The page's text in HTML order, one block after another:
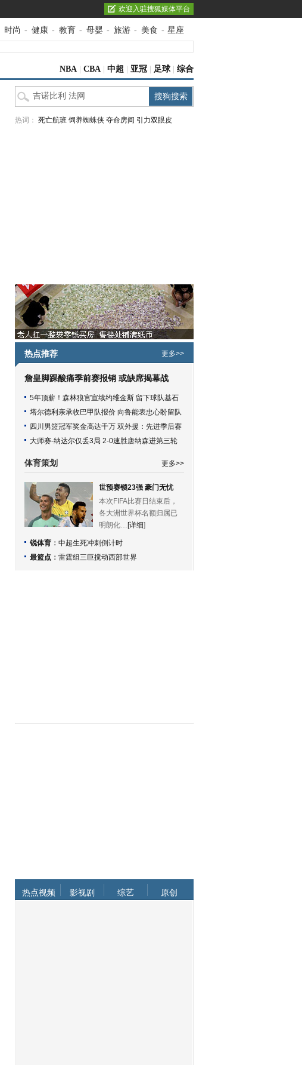
欢迎入驻搜狐媒体平台
时尚 - 健康 - 教育 - 母婴 - 旅游 - 美食 - 星座
NBA CBA 中超 亚冠 足球 综合
热词： 死亡航班 饲养蜘蛛侠 夺命房间 引力双眼皮
热点推荐 更多>>
詹皇脚踝酸痛季前赛报销 或缺席揭幕战
5年顶薪！森林狼官宣续约维金斯 留下球队基石
塔尔德利亲承收巴甲队报价 向鲁能表忠心盼留队
四川男篮冠军奖金高达千万 双外援：先进季后赛
大师赛-纳达尔仅丢3局 2-0速胜唐纳森进第三轮
体育策划 更多>>
世预赛锁23强 豪门无忧
本次FIFA比赛日结束后，
各大洲世界杯名额归属已
明朗化… [详细]
锐体育 ： 中超生死冲刺倒计时
最篮点 ： 雷霆组三巨搅动西部世界
热点视频 影视剧 综艺 原创